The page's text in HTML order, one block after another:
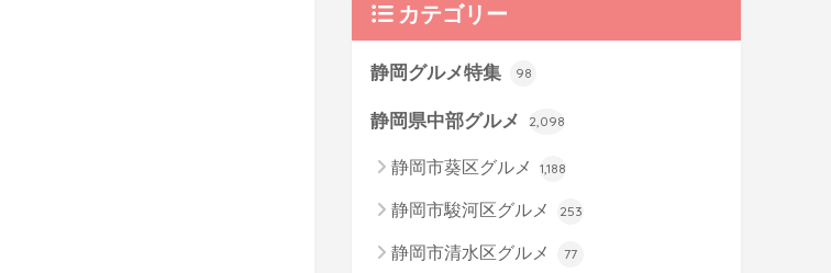
カテゴリー
静岡グルメ特集 98
静岡県中部グルメ 2,098
静岡市葵区グルメ 1,188
静岡市駿河区グルメ 253
静岡市清水区グルメ 77